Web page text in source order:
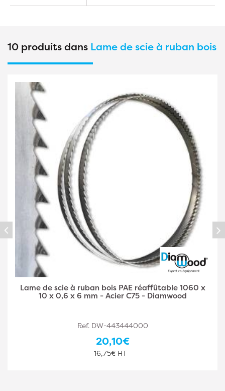
10 produits dans Lame de scie à ruban bois
Lame de Scie à Ruban Bois PAE Réaffûtable 1060 x
6 x 0,5 x 4 mm - Acier C75 - Diamwood
Ref. DW-443444001
25,10€
20,92€ HT